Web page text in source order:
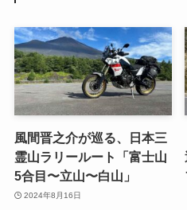
風間晋之介が巡る、日本三
霊山ラリールート「富士山
5合目〜立山〜白山」
2024年8月16日